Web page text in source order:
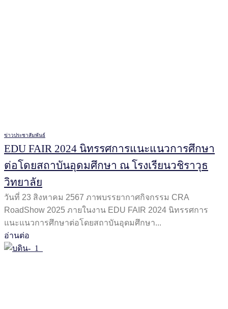
ข่าวประชาสัมพันธ์
EDU FAIR 2024 นิทรรศการแนะแนวการศึกษา
ต่อโดยสถาบันอุดมศึกษา ณ โรงเรียนวชิราวุธ
วิทยาลัย
วันที่ 23 สิงหาคม 2567 ภาพบรรยากาศกิจกรรม CRA
RoadShow 2025 ภายในงาน EDU FAIR 2024 นิทรรศการ
แนะแนวการศึกษาต่อโดยสถาบันอุดมศึกษา...
อ่านต่อ